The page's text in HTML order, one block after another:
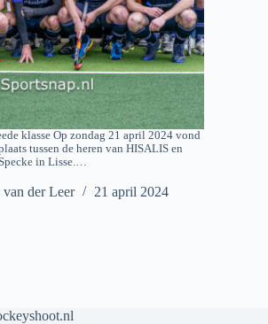
klasse Op zondag 21 april 2024 vond
tussen de heren van HISALIS en
in Lisse.…
der Leer 21 april 2024